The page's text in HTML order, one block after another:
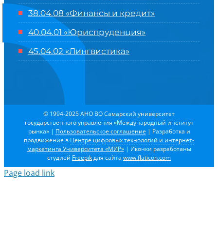
38.04.08 «Финансы и кредит»
40.04.01 «Юриспруденция»
45.04.02 «Лингвистика»
© 1994-2025 АНО ВО Самарский университет
государственного управления «Международный институт
рынка» | Пользовательское соглашение | Разработка и
продвижение в Центре цифровых технологий и интернет-
маркетинга Университета «МИР»| Иконки разработаны
студией Freepikдля сайта www.flaticon.com
Page load link